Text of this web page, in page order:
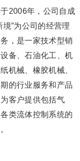
2006年，公司自成
”为公司的经营理
，是一家技术型销
备、石油化工、机
机械、橡胶机械、
的行业服务和产品
客户提供包括气
类流体控制系统的